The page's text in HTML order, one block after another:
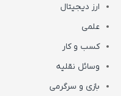
ارز دیجیتال
علمی
کسب و کار
وسائل نقلیه
بازی و سرگرمی